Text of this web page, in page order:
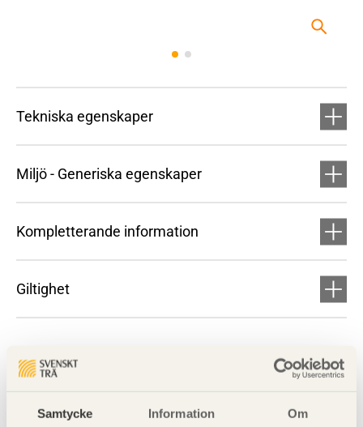
Samtycke Information Om
Tekniska egenskaper
Miljö - Generiska egenskaper
Kompletterande information
Giltighet